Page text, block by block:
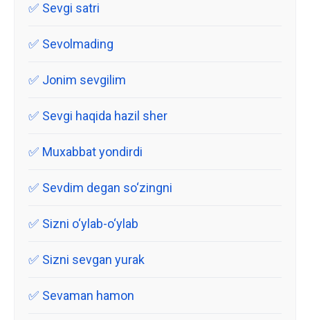
Sevgi satri
Sevolmading
Jonim sevgilim
Sevgi haqida hazil sher
Muxabbat yondirdi
Sevdim degan so‘zingni
Sizni o‘ylab-o‘ylab
Sizni sevgan yurak
Sevaman hamon